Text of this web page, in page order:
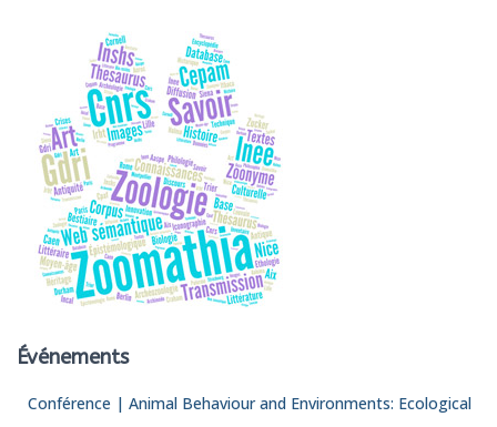
Événements
Conférence | Animal Behaviour and Environments: Ecological